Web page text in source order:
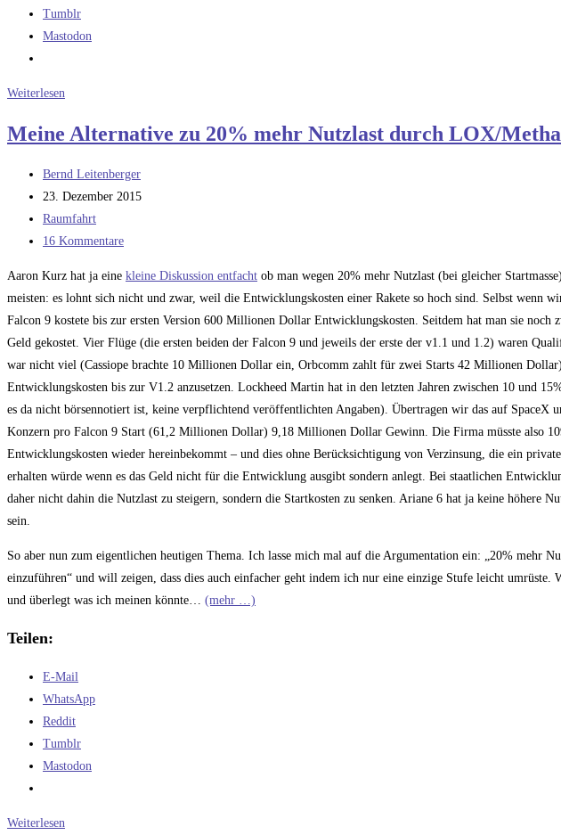
Tumblr
Mastodon
Weiterlesen
beim
Mal
richtig!
Meine Alternative zu 20% mehr Nutzlast durch LOX/
Beitrags-
Autor:
Bernd Leitenberger
Beitrag
veröffentlicht:
23. Dezember 2015
Beitrags-
Kategorie:
Raumfahrt
Beitrags-
16 Kommentare
Aaron Kurz hat ja eine kleine Diskussion entfacht ob man wegen 20% mehr Nutzlast (bei gleicher
meisten: es lohnt sich nicht und zwar, weil die Entwicklungskosten einer Rakete so hoch sind. Selbst wenn
Falcon 9 kostete bis zur ersten Version 600 Millionen Dollar Entwicklungskosten. Seitdem hat man sie noch
Geld gekostet. Vier Flüge (die ersten beiden der Falcon 9 und jeweils der erste der v1.1 und 1.2) waren
war nicht viel (Cassiope brachte 10 Millionen Dollar ein, Orbcomm zahlt für zwei Starts 42 Millionen
Entwicklungskosten bis zur V1.2 anzusetzen. Lockheed Martin hat in den letzten Jahren zwischen 10 und
es da nicht börsennotiert ist, keine verpflichtend veröffentlichten Angaben). Übertragen wir das auf SpaceX
Konzern pro Falcon 9 Start (61,2 Millionen Dollar) 9,18 Millionen Dollar Gewinn. Die Firma müsste also
Entwicklungskosten wieder hereinbekommt – und dies ohne Berücksichtigung von Verzinsung, die ein
erhalten würde wenn es das Geld nicht für die Entwicklung ausgibt sondern anlegt. Bei staatlichen
daher nicht dahin die Nutzlast zu steigern, sondern die Startkosten zu senken. Ariane 6 hat ja keine höhere
sein.
So aber nun zum eigentlichen heutigen Thema. Ich lasse mich mal auf die Argumentation ein: „20% mehr
einzuführen“ und will zeigen, dass dies auch einfacher geht indem ich nur eine einzige Stufe leicht umrüste.
und überlegt was ich meinen könnte… (mehr …)
Teilen:
E-Mail
WhatsApp
Reddit
Tumblr
Mastodon
Weiterlesen